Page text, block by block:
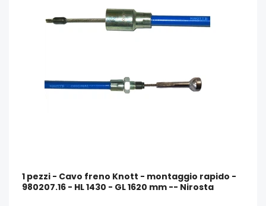
1 pezzi - Cavo freno Knott - montaggio rapido -
980207.16 - HL 1430 - GL 1620 mm -- Nirosta